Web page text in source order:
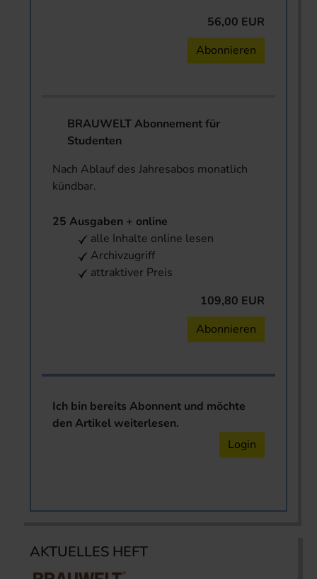
56,00 EUR
Abonnieren
BRAUWELT Abonnement für
Studenten
Nach Ablauf des Jahresabos monatlich
kündbar.
25 Ausgaben + online
alle Inhalte online lesen
Archivzugriff
attraktiver Preis
109,80 EUR
Abonnieren
Ich bin bereits Abonnent und möchte
den Artikel weiterlesen.
Login
AKTUELLES HEFT